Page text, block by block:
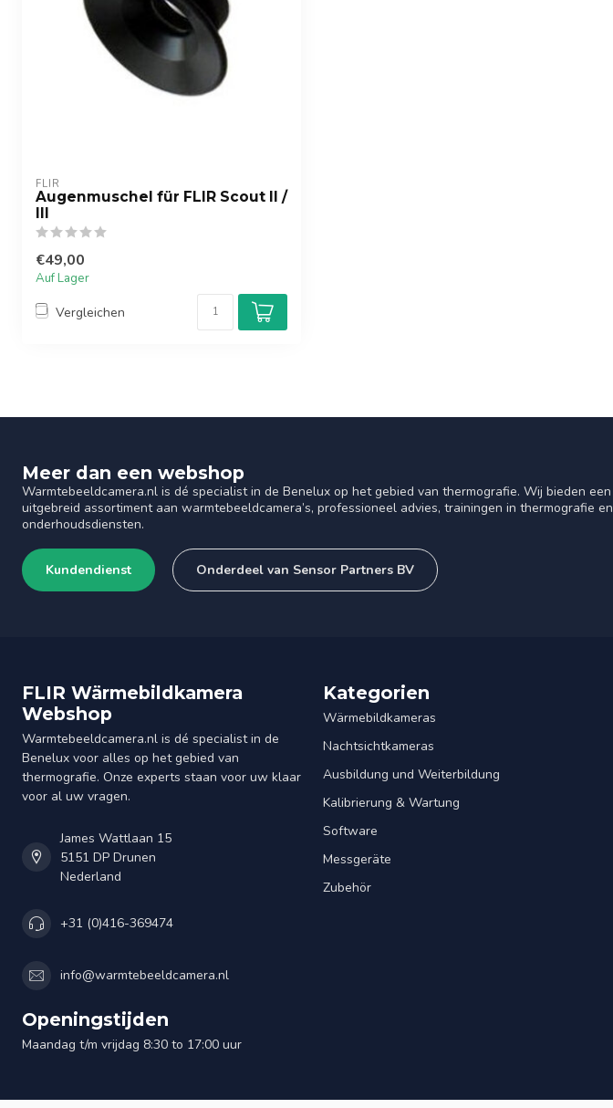
FLIR
Augenmuschel für FLIR Scout II /
III
€49,00
Auf Lager
Vergleichen
Meer dan een webshop
Warmtebeeldcamera.nl is dé specialist in de Benelux op het gebied van thermografie. Wij bieden een
uitgebreid assortiment aan warmtebeeldcamera’s, professioneel advies, trainingen in thermografie en
onderhoudsdiensten.
Kundendienst Onderdeel van Sensor Partners BV
FLIR Wärmebildkamera
Webshop
Warmtebeeldcamera.nl is dé specialist in de
Benelux voor alles op het gebied van
thermografie. Onze experts staan voor uw klaar
voor al uw vragen.
James Wattlaan 15
5151 DP Drunen
Nederland
+31 (0)416-369474
info@warmtebeeldcamera.nl
Openingstijden
Maandag t/m vrijdag 8:30 to 17:00 uur
Kategorien
Wärmebildkameras
Nachtsichtkameras
Ausbildung und Weiterbildung
Kalibrierung & Wartung
Software
Messgeräte
Zubehör